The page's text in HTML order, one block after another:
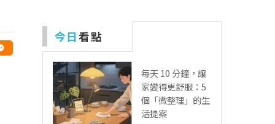
今日看點
每天 10 分鐘，讓
家變得更舒服：5
個「微整理」的生
活提案